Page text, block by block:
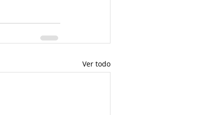
Ver todo